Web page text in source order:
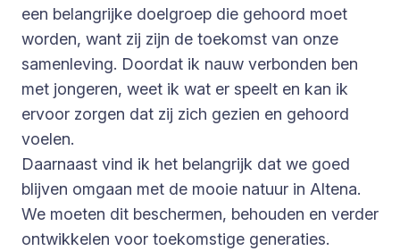
een belangrijke doelgroep die gehoord moet
worden, want zij zijn de toekomst van onze
samenleving. Doordat ik nauw verbonden ben
met jongeren, weet ik wat er speelt en kan ik
ervoor zorgen dat zij zich gezien en gehoord
voelen.
Daarnaast vind ik het belangrijk dat we goed
blijven omgaan met de mooie natuur in Altena.
We moeten dit beschermen, behouden en verder
ontwikkelen voor toekomstige generaties.